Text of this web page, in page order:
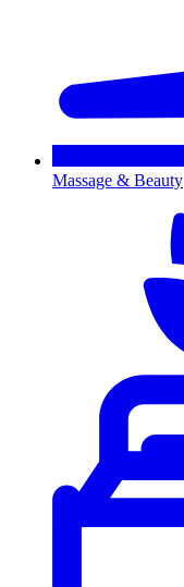
Massage & Beauty